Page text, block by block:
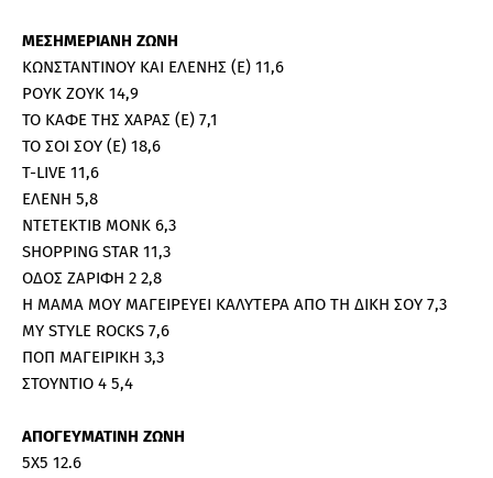
ΜΕΣΗΜΕΡΙΑΝΗ ΖΩΝΗ
ΚΩΝΣΤΑΝΤΙΝΟΥ ΚΑΙ ΕΛΕΝΗΣ (Ε) 11,6
ΡΟΥΚ ΖΟΥΚ 14,9
ΤΟ ΚΑΦΕ ΤΗΣ ΧΑΡΑΣ (Ε) 7,1
ΤΟ ΣΟΙ ΣΟΥ (Ε) 18,6
T-LIVE 11,6
ΕΛΕΝΗ 5,8
ΝΤΕΤΕΚΤΙΒ ΜΟΝΚ 6,3
SHOPPING STAR 11,3
ΟΔΟΣ ΖΑΡΙΦΗ 2 2,8
Η ΜΑΜΑ ΜΟΥ ΜΑΓΕΙΡΕΥΕΙ ΚΑΛΥΤΕΡΑ ΑΠΟ ΤΗ ΔΙΚΗ ΣΟΥ 7,3
MY STYLE ROCKS 7,6
ΠΟΠ ΜΑΓΕΙΡΙΚΗ 3,3
ΣΤΟΥΝΤΙΟ 4 5,4
ΑΠΟΓΕΥΜΑΤΙΝΗ ΖΩΝΗ
5X5 12.6